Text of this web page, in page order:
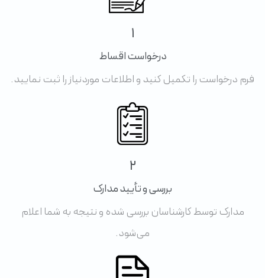
1
درخواست اقساط
فرم درخواست را تکمیل کنید و اطلاعات موردنیاز را ثبت نمایید.
2
بررسی و تأیید مدارک
مدارک توسط کارشناسان بررسی شده و نتیجه به شما اعلام
می‌شود.